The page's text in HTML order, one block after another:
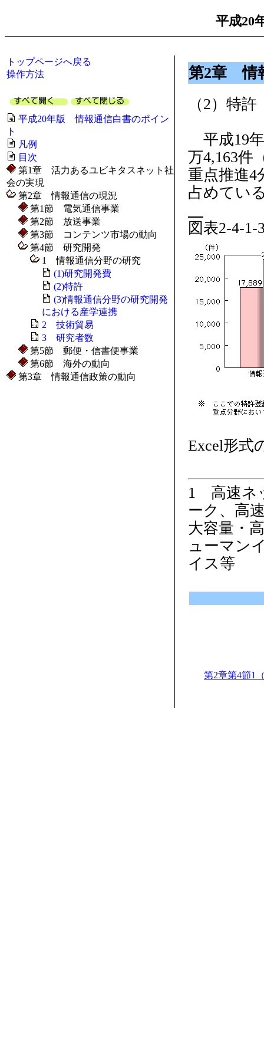
平成20
トップページへ戻る
操作方法
平成20年版 情報通信白書のポイン
ト
凡例
目次
第1章 活力あるユビキタスネット社
会の実現
第2章 情報通信の現況
第1節 電気通信事業
第2節 放送事業
第3節 コンテンツ市場の動向
第4節 研究開発
1 情報通信分野の研究
(1)研究開発費
(2)特許
(3)情報通信分野の研究開発
における産学連携
2 技術貿易
3 研究者数
第5節 郵便・信書便事業
第6節 海外の動向
第3章 情報通信政策の動向
第2章 情
（2）特許
平成19
万4,163件
重点推進4
占めてい
図表2-4-
Excel形式
1 高速ネ
ーク、高
大容量・
ューマン
イス等
第2章第4節1